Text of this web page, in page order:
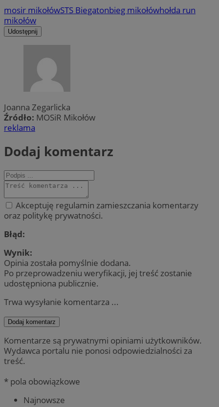
mosir mikołówSTS Biegatonbieg mikołówhołda run
mikołów
Udostępnij
Joanna Zegarlicka
Źródło: MOSiR Mikołów
reklama
Dodaj komentarz
Akceptuję regulamin zamieszczania komentarzy
oraz politykę prywatności.
Błąd:
Wynik:
Opinia została pomyślnie dodana.
Po przeprowadzeniu weryfikacji, jej treść zostanie
udostępniona publicznie.
Trwa wysyłanie komentarza ...
Dodaj komentarz
Komentarze są prywatnymi opiniami użytkowników.
Wydawca portalu nie ponosi odpowiedzialności za
treść.
* pola obowiązkowe
Najnowsze